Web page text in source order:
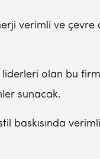
verimli ve
olan bu
sunacak.
baskısında